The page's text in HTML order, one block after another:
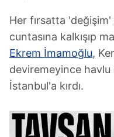
Her fırsatta
cuntasına kalkışıp
Ekrem İmamoğlu,
deviremeyince havlu
İstanbul'a kırdı.